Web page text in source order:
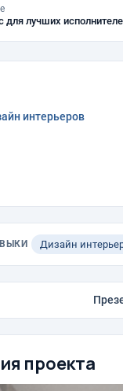
для лучших
интерьеров
Дизайн
проекта